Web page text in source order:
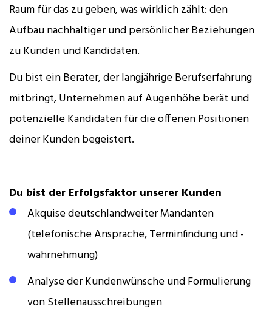
Raum für das zu geben, was wirklich zählt: den
Aufbau nachhaltiger und persönlicher Beziehungen
zu Kunden und Kandidaten.
Du bist ein Berater, der langjährige Berufserfahrung
mitbringt, Unternehmen auf Augenhöhe berät und
potenzielle Kandidaten für die offenen Positionen
deiner Kunden begeistert.
Du bist der Erfolgsfaktor unserer Kunden
Akquise deutschlandweiter Mandanten
(telefonische Ansprache, Terminfindung und -
wahrnehmung)
Analyse der Kundenwünsche und Formulierung
von Stellenausschreibungen